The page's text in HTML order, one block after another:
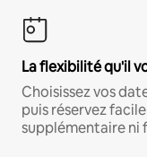
La flexibilité qu'il
Choisissez vos
puis réservez
supplémentaire ni